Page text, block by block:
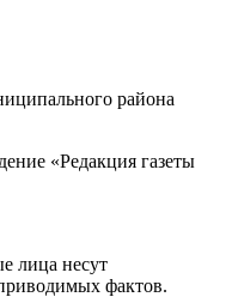
района
«Редакция газеты
лица несут
приводимых фактов.